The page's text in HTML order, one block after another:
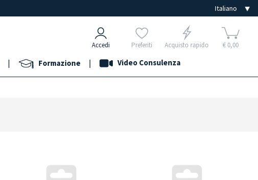
Accedi Preferiti Acquisto rapido € 0,00
| Formazione | Video Consulenza